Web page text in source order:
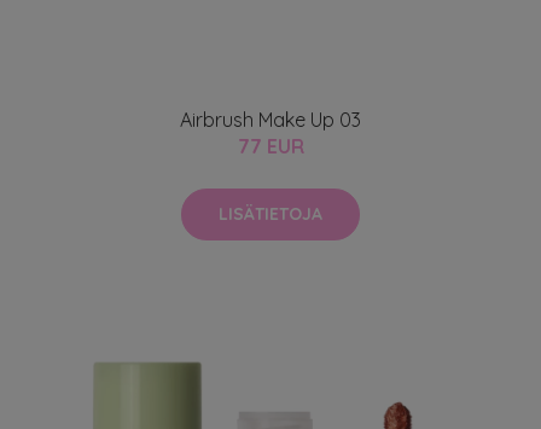
Airbrush Make Up 03
77 EUR
LISÄTIETOJA